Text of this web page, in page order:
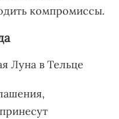
компромиссы.
Луна в Тельце